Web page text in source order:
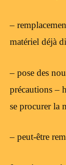
–
matériel déjà
– pose des
précautions –
se procurer la
– peut-être